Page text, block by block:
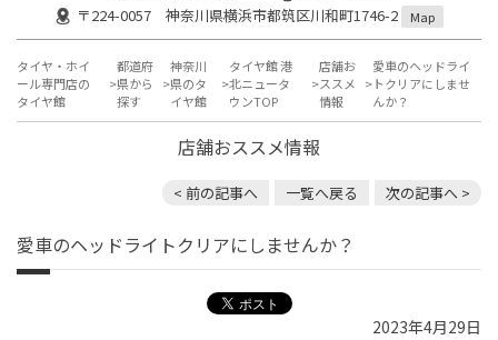
〒224-0057 神奈川県横浜市都筑区川和町1746-2
Map
タイヤ・ホイ
ール専門店の
タイヤ館
都道府
県から
探す
神奈川
県のタ
イヤ館
タイヤ館 港
北ニュータ
ウンTOP
店舗お
ススメ
情報
愛車のヘッドライ
トクリアにしませ
んか？
店舗おススメ情報
< 前の記事へ 一覧へ戻る 次の記事へ >
愛車のヘッドライトクリアにしませんか？
2023年4月29日